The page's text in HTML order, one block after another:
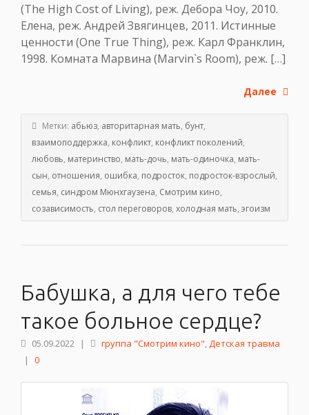
(The High Cost of Living), реж. Дебора Чоу, 2010.
Елена, реж. Андрей Звягинцев, 2011. Истинные
ценности (One True Thing), реж. Карл Франклин,
1998. Комната Марвина (Marvin`s Room), реж. […]
Далее
Метки: абьюз, авторитарная мать, бунт,
взаимоподдержка, конфликт, конфликт поколений,
любовь, материнство, мать-дочь, мать-одиночка, мать-
сын, отношения, ошибка, подросток, подросток-взрослый,
семья, синдром Мюнхгаузена, Смотрим кино,
созависимость, стол переговоров, холодная мать, эгоизм
Бабушка, а для чего тебе
такое больное сердце?
05.09.2022 | группа "Смотрим кино",Детская травма
|
0